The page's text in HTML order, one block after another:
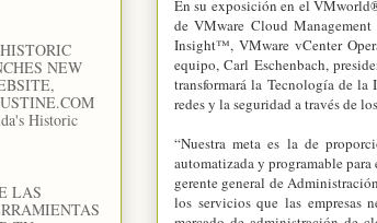
En su exposición en el
de VMware Cloud
Insight™, VMware vCenter
equipo, Carl Eschenbach,
transformará la Tecnología de
redes y la seguridad a través de
“Nuestra meta es la de
automatizada y programable
gerente general de
los servicios que las empresas
NEW
Historic
LAS